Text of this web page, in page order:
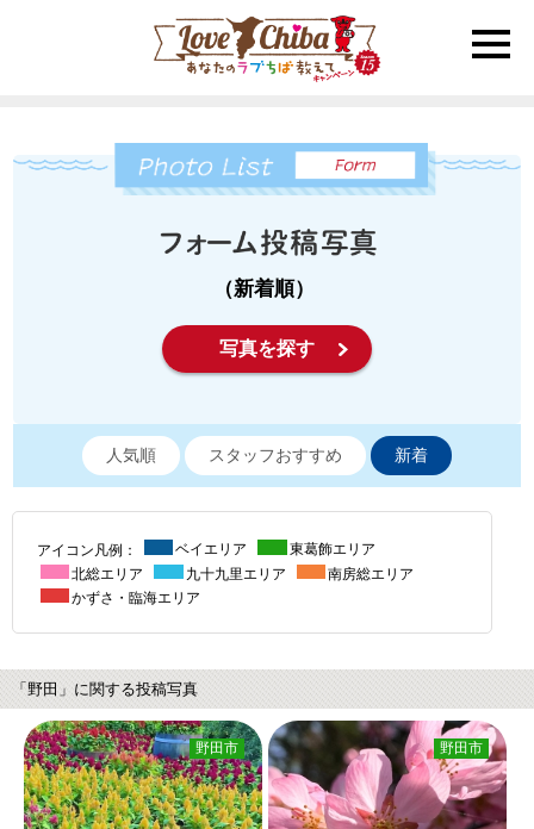
toggle
（新着順）
写真を探す
人気順 スタッフおすすめ 新着
アイコン凡例： ベイエリア
東葛飾エリア
北総エリア
九十九里エリア
南房総エリア
かずさ・臨海エリア
「野田」に関する投稿写真
野田市 野田市